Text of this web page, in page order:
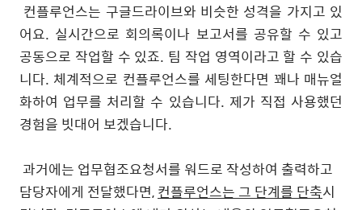
컨플루언스는 구글드라이브와 비슷한 성격을 가지고 있
어요. 실시간으로 회의록이나 보고서를 공유할 수 있고
공동으로 작업할 수 있죠. 팀 작업 영역이라고 할 수 있습
니다. 체계적으로 컨플루언스를 세팅한다면 꽤나 매뉴얼
화하여 업무를 처리할 수 있습니다. 제가 직접 사용했던
경험을 빗대어 보겠습니다.
과거에는 업무협조요청서를 워드로 작성하여 출력하고
담당자에게 전달했다면,컨플루언스는 그 단계를 단축시